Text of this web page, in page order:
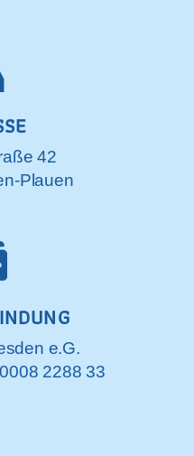
42
Plauen
e.G.
2288 33